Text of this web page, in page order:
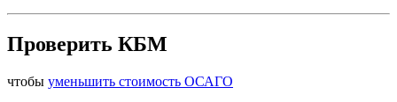
Проверить КБМ
чтобы уменьшить стоимость ОСАГО